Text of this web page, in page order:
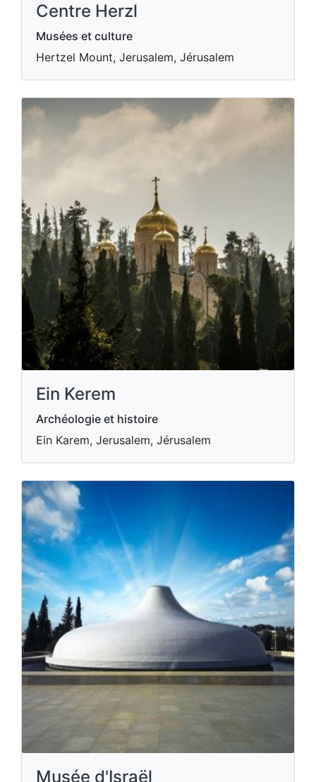
Centre Herzl
Musées et culture
Hertzel Mount, Jerusalem, Jérusalem
Ein Kerem
Archéologie et histoire
Ein Karem, Jerusalem, Jérusalem
Musée d'Israël